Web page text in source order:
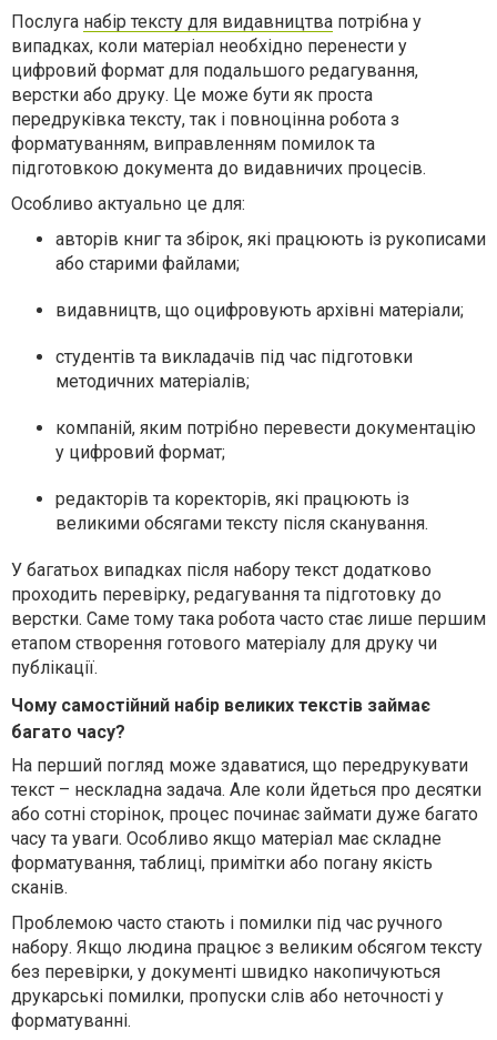
Послуга набір тексту для видавництва потрібна у
випадках, коли матеріал необхідно перенести у
цифровий формат для подальшого редагування,
верстки або друку. Це може бути як проста
передруківка тексту, так і повноцінна робота з
форматуванням, виправленням помилок та
підготовкою документа до видавничих процесів.
Особливо актуально це для:
авторів книг та збірок, які працюють із рукописами
або старими файлами;
видавництв, що оцифровують архівні матеріали;
студентів та викладачів під час підготовки
методичних матеріалів;
компаній, яким потрібно перевести документацію
у цифровий формат;
редакторів та коректорів, які працюють із
великими обсягами тексту після сканування.
У багатьох випадках після набору текст додатково
проходить перевірку, редагування та підготовку до
верстки. Саме тому така робота часто стає лише першим
етапом створення готового матеріалу для друку чи
публікації.
Чому самостійний набір великих текстів займає
багато часу?
На перший погляд може здаватися, що передрукувати
текст – нескладна задача. Але коли йдеться про десятки
або сотні сторінок, процес починає займати дуже багато
часу та уваги. Особливо якщо матеріал має складне
форматування, таблиці, примітки або погану якість
сканів.
Проблемою часто стають і помилки під час ручного
набору. Якщо людина працює з великим обсягом тексту
без перевірки, у документі швидко накопичуються
друкарські помилки, пропуски слів або неточності у
форматуванні.